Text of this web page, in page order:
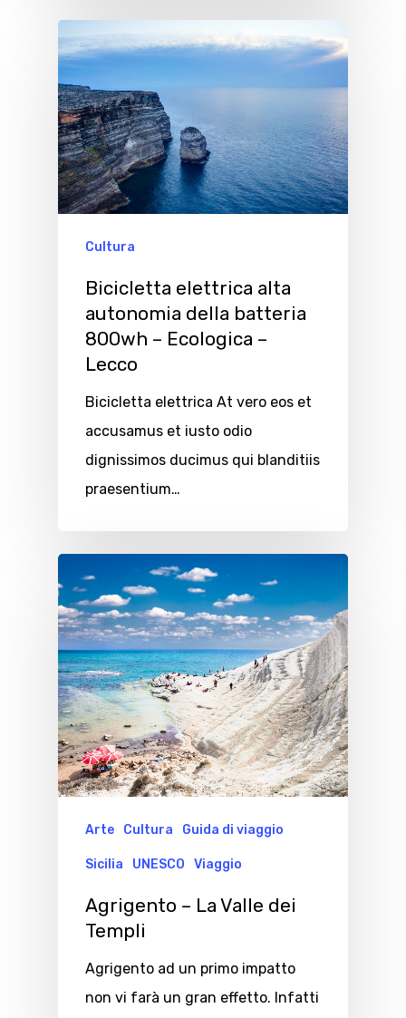
Cultura
Bicicletta elettrica alta
autonomia della batteria
800wh – Ecologica –
Lecco
Bicicletta elettrica At vero eos et
accusamus et iusto odio
dignissimos ducimus qui blanditiis
praesentium…
Arte Cultura Guida di viaggio
Sicilia UNESCO Viaggio
Agrigento – La Valle dei
Templi
Agrigento ad un primo impatto
non vi farà un gran effetto. Infatti